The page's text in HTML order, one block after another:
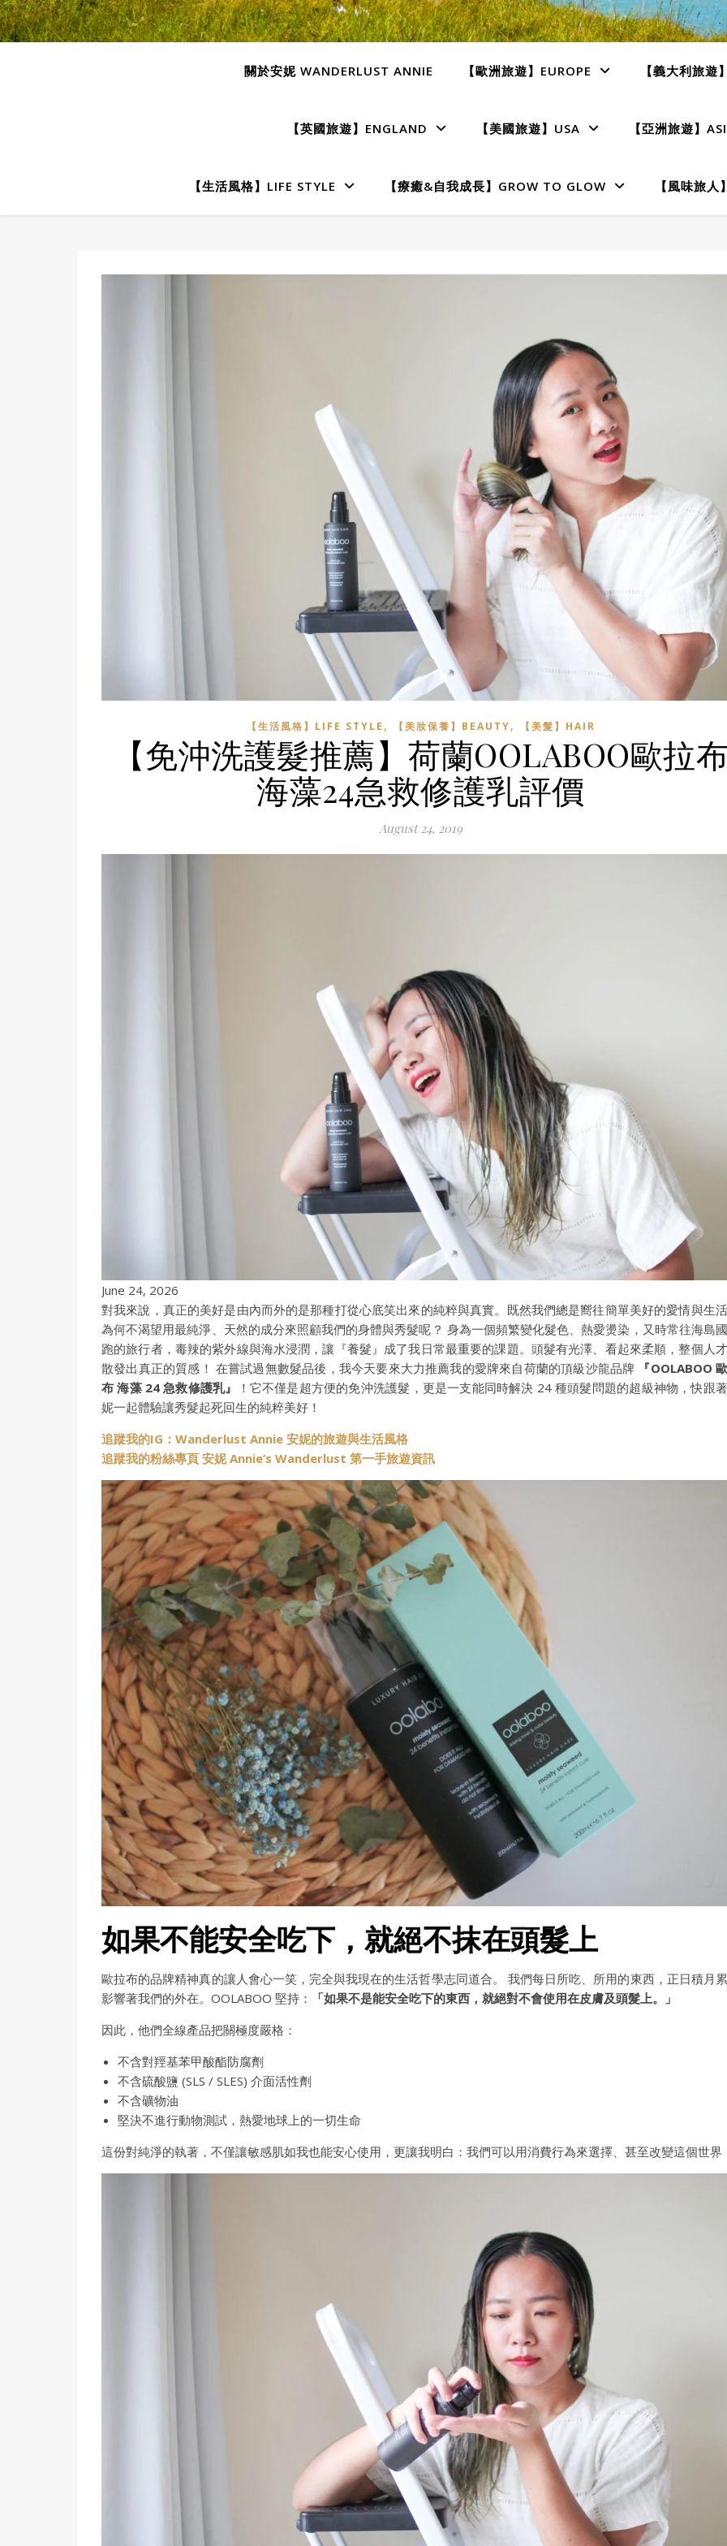
關於安妮 WANDERLUST ANNIE 【歐洲旅遊】EUROPE 【義大利旅遊
【英國旅遊】ENGLAND 【美國旅遊】USA 【亞洲旅遊】
【生活風格】LIFE STYLE 【療癒&自我成長】GROW TO GLOW 【風味旅人
【生活風格】LIFE STYLE , 【美妝保養】BEAUTY, 【美髮】HAIR
【免沖洗護髮推薦】荷蘭OOLABOO歐拉
海藻24急救修護乳評價
August 24, 2019
June 24, 2026
對我來說，真正的美好是由內而外的是那種打從心底笑出來的純粹與真實。既然我們總是嚮往簡單美好的愛情與生
為何不渴望用最純淨、天然的成分來照顧我們的身體與秀髮呢？ 身為一個頻繁變化髮色、熱愛燙染，又時常往海島
跑的旅行者，毒辣的紫外線與海水浸潤，讓『養髮』成了我日常最重要的課題。頭髮有光澤、看起來柔順，整個人
散發出真正的質感！ 在嘗試過無數髮品後，我今天要來大力推薦我的愛牌來自荷蘭的頂級沙龍品牌
『OOLABOO
布 海藻 24 急救修護乳』
！它不僅是超方便的免沖洗護髮，更是一支能同時解決 24 種頭髮問題的超級神物，快跟
妮一起體驗讓秀髮起死回生的純粹美好！
追蹤我的IG：Wanderlust Annie 安妮的旅遊與生活風格
追蹤我的粉絲專頁 安妮 Annie’s Wanderlust 第一手旅遊資訊
如果不能安全吃下，就絕不抹在頭髮上
歐拉布的品牌精神真的讓人會心一笑，完全與我現在的生活哲學志同道合。 我們每日所吃、所用的東西，正日積月
影響著我們的外在。OOLABOO 堅持：
「如果不是能安全吃下的東西，就絕對不會使用在皮膚及頭髮上。」
因此，他們全線產品把關極度嚴格：
不含對羥基苯甲酸酯防腐劑
不含硫酸鹽 (SLS / SLES) 介面活性劑
不含礦物油
堅決不進行動物測試，熱愛地球上的一切生命
這份對純淨的執著，不僅讓敏感肌如我也能安心使用，更讓我明白：我們可以用消費行為來選擇、甚至改變這個世界